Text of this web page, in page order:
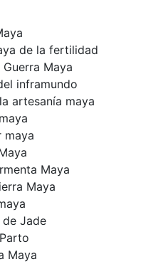
de la fertilidad
Maya
inframundo
artesanía maya
maya
Maya
Maya
Jade
Maya